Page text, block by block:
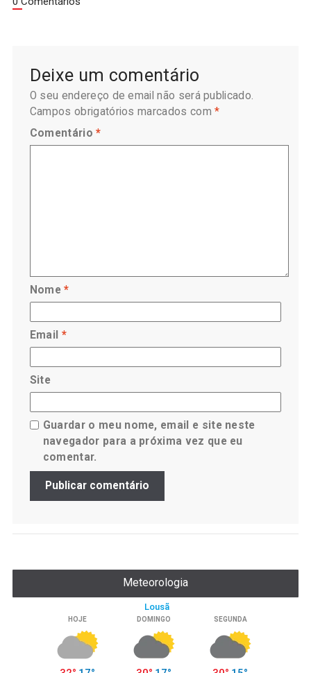
Deixe um comentário
O seu endereço de email não será publicado.
Campos obrigatórios marcados com*
Comentário*
Nome*
Email *
Site
Guardar o meu nome, email e site neste
navegador para a próxima vez que eu
comentar.
Meteorologia